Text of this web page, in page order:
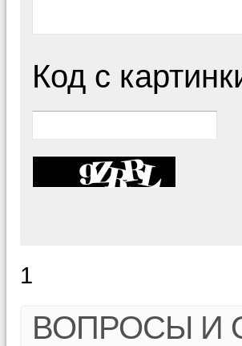
Код с
1
ВОПРОСЫ И